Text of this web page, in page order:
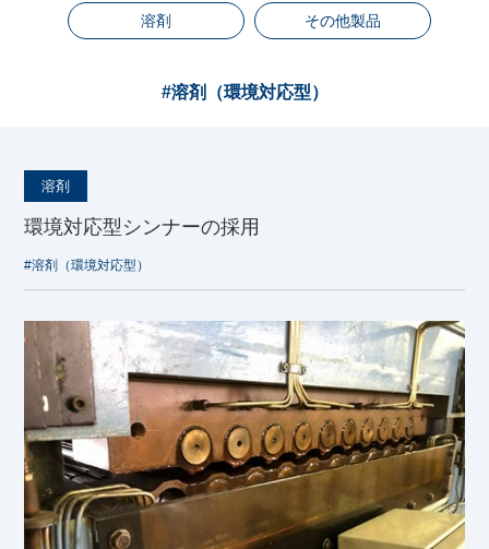
溶剤 その他製品
#溶剤（環境対応型）
溶剤
環境対応型シンナーの採用
#溶剤（環境対応型）